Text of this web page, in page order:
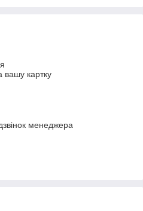
вашу картку
менеджера